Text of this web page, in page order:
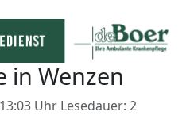
in Wenzen
Uhr Lesedauer: 2